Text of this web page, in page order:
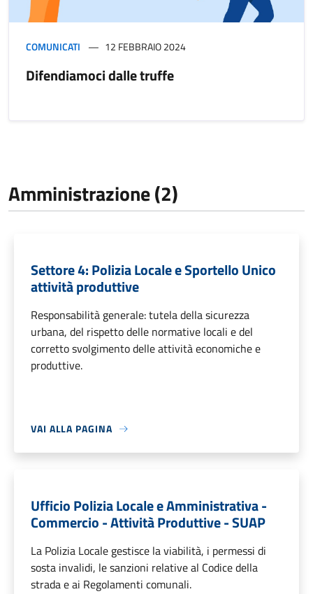
COMUNICATI 12 FEBBRAIO 2024
Difendiamoci dalle truffe
Amministrazione (2)
Settore 4: Polizia Locale e Sportello Unico
attività produttive
Responsabilità generale: tutela della sicurezza
urbana, del rispetto delle normative locali e del
corretto svolgimento delle attività economiche e
produttive.
VAI ALLA PAGINA
Ufficio Polizia Locale e Amministrativa -
Commercio - Attività Produttive - SUAP
La Polizia Locale gestisce la viabilità, i permessi di
sosta invalidi, le sanzioni relative al Codice della
strada e ai Regolamenti comunali.